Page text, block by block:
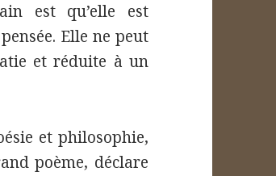
est qu’elle est
Elle ne peut
et réduite à un
et philosophie,
poème, déclare